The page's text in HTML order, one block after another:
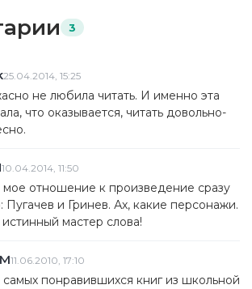
3
25.04.2014, 15:25
не любила читать. И именно эта
что оказывается, читать довольно-
10.04.2014, 11:50
мое отношение к произведение сразу
Пугачев и Гринев. Ах, какие персонажи.
мастер слова!
11.06.2010, 17:10
понравившихся книг из школьной